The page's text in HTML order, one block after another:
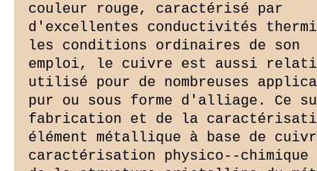
couleur rouge, caractérisé par
d'excellentes conductivités
les conditions ordinaires de son
emploi, le cuivre est aussi
utilisé pour de nombreuses
pur ou sous forme d'alliage. Ce
fabrication et de la
élément métallique à base de
caractérisation physico--chimique